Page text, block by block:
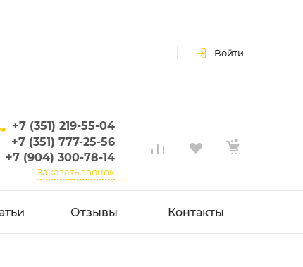
Войти
+7 (351) 219-55-04
+7 (351) 777-25-56
+7 (904) 300-78-14
Заказать звонок
Отзывы Контакты